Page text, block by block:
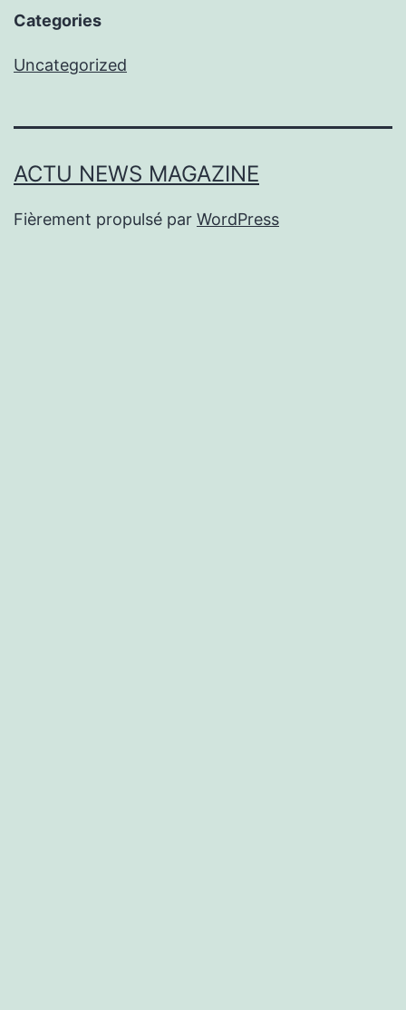
Categories
Uncategorized
ACTU NEWS MAGAZINE
Fièrement propulsé par WordPress